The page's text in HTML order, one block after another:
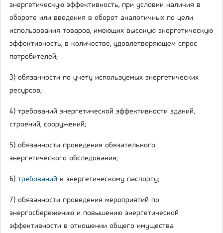
энергетическую эффективность, при условии наличия в
обороте или введения в оборот аналогичных по цели
использования товаров, имеющих высокую энергетическую
эффективность, в количестве, удовлетворяющем спрос
потребителей;
3) обязанности по учету используемых энергетических
ресурсов;
4) требований энергетической эффективности зданий,
строений, сооружений;
5) обязанности проведения обязательного
энергетического обследования;
6) требований к энергетическому паспорту;
7) обязанности проведения мероприятий по
энергосбережению и повышению энергетической
эффективности в отношении общего имущества